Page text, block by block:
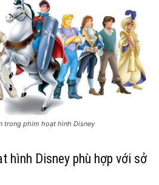
trong phim hoạt hình Disney
hình Disney phù hợp với sở